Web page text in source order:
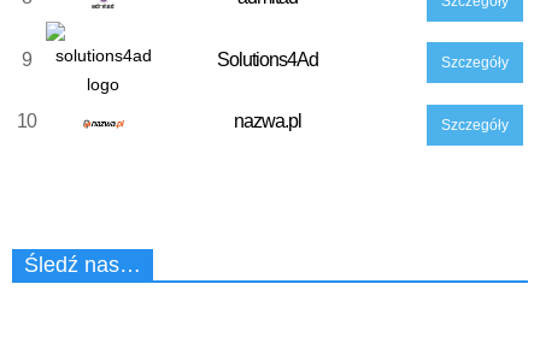
9 Solutions4Ad Szczegóły
10 nazwa.pl Szczegóły
Śledź nas…